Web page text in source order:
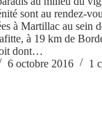
sont au rendez-
à Martillac au sein
à 19 km de
dont…
6 octobre 2016 1